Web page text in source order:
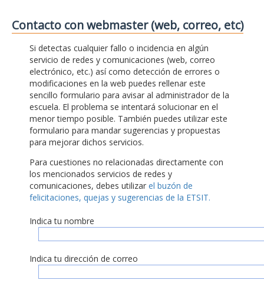
Contacto con webmaster (web, correo, etc)
Si detectas cualquier fallo o incidencia en algún
servicio de redes y comunicaciones (web, correo
electrónico, etc.) así como detección de errores o
modificaciones en la web puedes rellenar este
sencillo formulario para avisar al administrador de la
escuela. El problema se intentará solucionar en el
menor tiempo posible. También puedes utilizar este
formulario para mandar sugerencias y propuestas
para mejorar dichos servicios.
Para cuestiones no relacionadas directamente con
los mencionados servicios de redes y
comunicaciones, debes utilizar el buzón de
felicitaciones, quejas y sugerencias de la ETSIT.
Indica tu nombre
Indica tu dirección de correo